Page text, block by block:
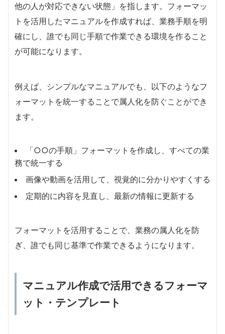
他の人が対応できない状態」を指します。フォーマッ
トを活用したマニュアルを作成すれば、業務手順を明
確にし、誰でも同じ手順で作業できる環境を作ること
が可能になります。
例えば、シンプルなマニュアルでも、以下のようなフ
ォーマットを統一することで属人化を防ぐことができ
ます。
「○○の手順」フォーマットを作成し、すべての業
務で統一する
画像や動画を活用して、視覚的に分かりやすくする
定期的に内容を見直し、最新の情報に更新する
フォーマットを活用することで、業務の属人化を防
ぎ、誰でも同じ基準で作業できるようになります。
マニュアル作成で活用できるフォーマ
ット・テンプレート